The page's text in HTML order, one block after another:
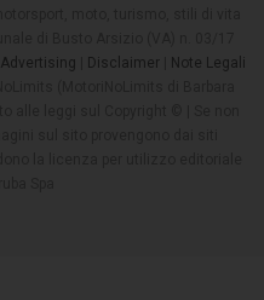
Advertising Disclaimer
Note Legali